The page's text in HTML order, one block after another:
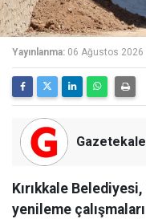
Yayınlanma: 06 Ağustos 2026
Kırıkkale
yenileme